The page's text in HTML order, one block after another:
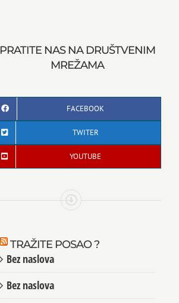
PRATITE NAS NA DRUŠTVENIM
MREŽAMA
FACEBOOK
TWITER
YOUTUBE
TRAŽITE POSAO ?
Bez naslova
Bez naslova